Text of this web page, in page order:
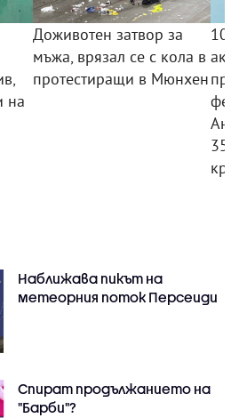
на
Доживотен затвор за
мъжа, врязал се с кола в
протестиращи в Мюнхен
10
Наближава пикът на
метеорния поток Персеиди
Спират продължанието на
"Барби"?